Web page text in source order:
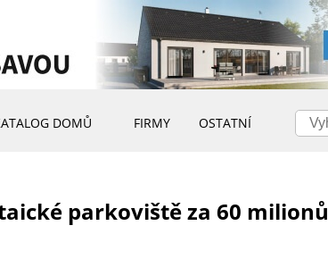
DOMŮ FIRMY OSTATNÍ
parkoviště za 60 milionů